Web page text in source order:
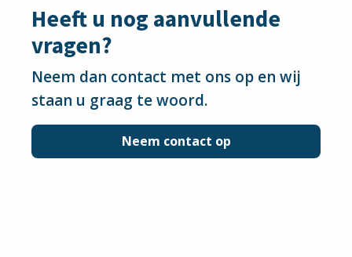
Heeft u nog aanvullende
vragen?
Neem dan contact met ons op en wij
staan u graag te woord.
Neem contact op